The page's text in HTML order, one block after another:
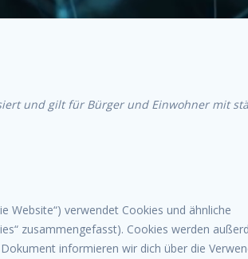
und gilt für Bürger und Einwohner mit
Website“) verwendet Cookies und ähnliche
zusammengefasst). Cookies werden
informieren wir dich über die